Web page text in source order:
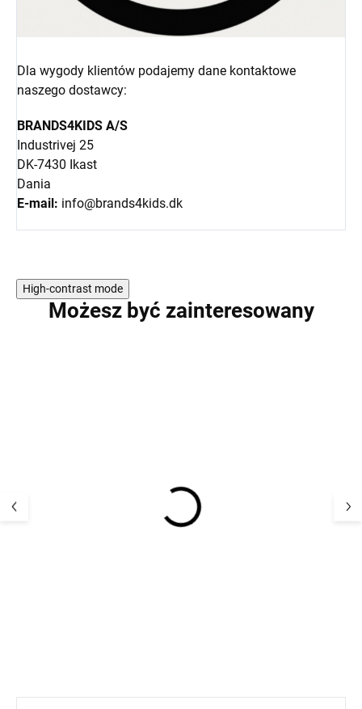
Dla wygody klientów podajemy dane kontaktowe
naszego dostawcy:
BRANDS4KIDS A/S
Industrivej 25
DK-7430 Ikast
Dania
E-mail: info@brands4kids.dk
High-contrast mode
Możesz być zainteresowany